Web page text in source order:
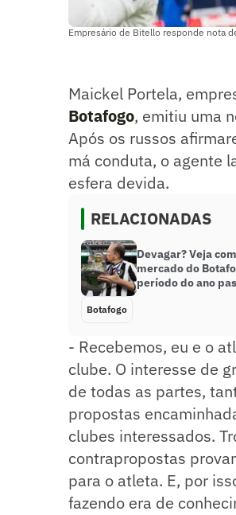
Empresário de Bitello responde nota
Maickel Portela,
Botafogo, emitiu uma
Após os russos
má conduta, o agente
esfera devida.
RELACIONADAS
Devagar? Veja
mercado do
período do ano
Botafogo
- Recebemos, eu e o
clube. O interesse de
de todas as partes,
propostas
clubes interessados.
contrapropostas
para o atleta. E, por
fazendo era de